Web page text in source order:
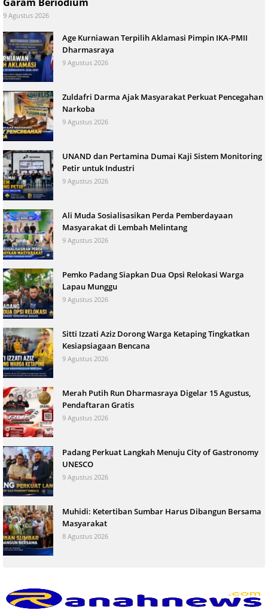
9 Agustus 2026
Age Kurniawan Terpilih Aklamasi Pimpin IKA-PMII
Dharmasraya
9 Agustus 2026
Zuldafri Darma Ajak Masyarakat Perkuat Pencegahan
Narkoba
9 Agustus 2026
UNAND dan Pertamina Dumai Kaji Sistem Monitoring
Petir untuk Industri
9 Agustus 2026
Ali Muda Sosialisasikan Perda Pemberdayaan
Masyarakat di Lembah Melintang
9 Agustus 2026
Pemko Padang Siapkan Dua Opsi Relokasi Warga
Lapau Munggu
9 Agustus 2026
Sitti Izzati Aziz Dorong Warga Ketaping Tingkatkan
Kesiapsiagaan Bencana
9 Agustus 2026
Merah Putih Run Dharmasraya Digelar 15 Agustus,
Pendaftaran Gratis
9 Agustus 2026
Padang Perkuat Langkah Menuju City of Gastronomy
UNESCO
9 Agustus 2026
Muhidi: Ketertiban Sumbar Harus Dibangun Bersama
Masyarakat
8 Agustus 2026